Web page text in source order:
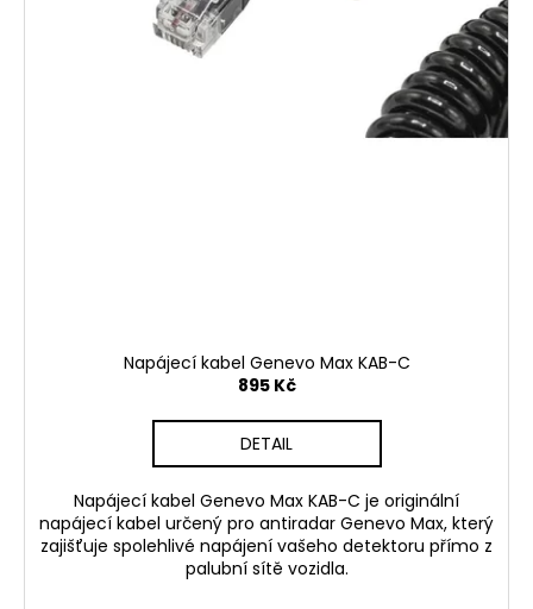
Napájecí kabel Genevo Max KAB-C
895 Kč
DETAIL
Napájecí kabel Genevo Max KAB-C je originální
napájecí kabel určený pro antiradar Genevo Max, který
zajišťuje spolehlivé napájení vašeho detektoru přímo z
palubní sítě vozidla.